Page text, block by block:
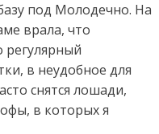
под Молодечно. На
врала, что
регулярный
в неудобное для
снятся лошади,
в которых я